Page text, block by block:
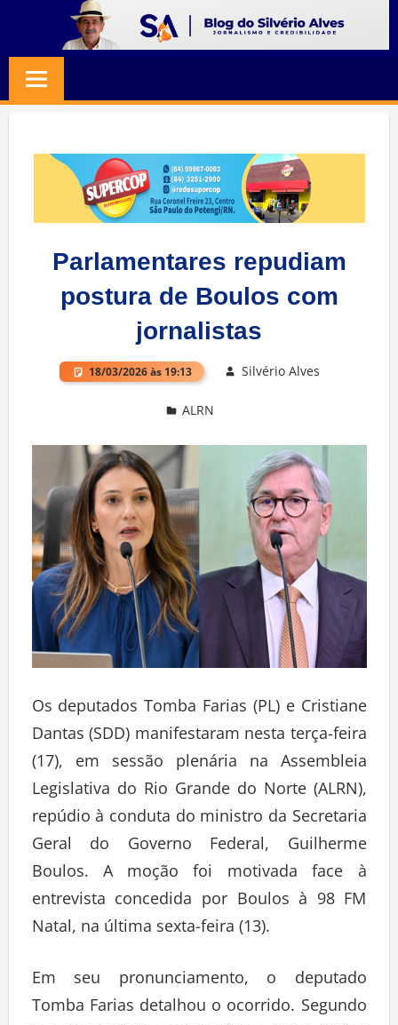
content
SILVERIO
ALVES
Jornalismo
Credibilidade
Parlamentares repudiam
postura de Boulos com
jornalistas
18/03/2026 às 19:13 Silvério Alves
ALRN
Os deputados Tomba Farias (PL) e Cristiane
Dantas (SDD) manifestaram nesta terça-feira
(17), em sessão plenária na Assembleia
Legislativa do Rio Grande do Norte (ALRN),
repúdio à conduta do ministro da Secretaria
Geral do Governo Federal, Guilherme
Boulos. A moção foi motivada face à
entrevista concedida por Boulos à 98 FM
Natal, na última sexta-feira (13).
Em seu pronunciamento, o deputado
Tomba Farias detalhou o ocorrido. Segundo